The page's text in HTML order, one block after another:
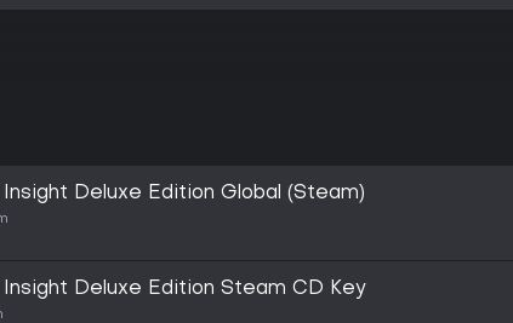
Insight Deluxe Edition Global (Steam)
Insight Deluxe Edition Steam CD Key